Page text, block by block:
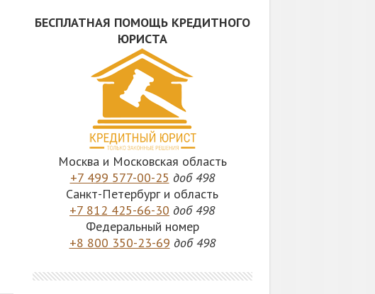
БЕСПЛАТНАЯ ПОМОЩЬ КРЕДИТНОГО
ЮРИСТА
Москва и Московская область
+7 499 577-00-25 доб 498
Санкт-Петербург и область
+7 812 425-66-30 доб 498
Федеральный номер
+8 800 350-23-69 доб 498